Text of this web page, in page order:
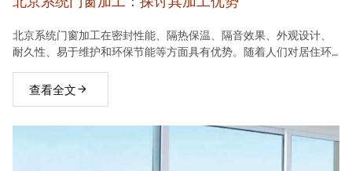
北京系统门窗加工在密封性能、隔热保温、隔音效果、外观设计、
耐久性、易于维护和环保节能等方面具有优势。随着人们对居住环
位。查看全文